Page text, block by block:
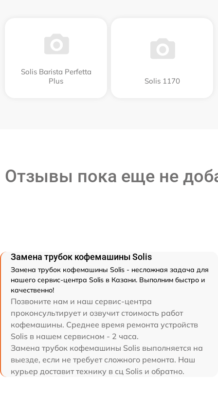
Solis Barista Perfetta
Plus
Solis 1170
Отзывы пока еще не
Замена трубок кофемашины Solis
Замена трубок кофемашины Solis - несложная задача для
нашего сервис-центра Solis в Казани. Выполним быстро и
качественно!
Позвоните нам и наш сервис-центра
проконсультирует и озвучит стоимость работ
кофемашины. Среднее время ремонта устройств
Solis в нашем сервисном - 2 часа.
Замена трубок кофемашины Solis выполняется на
выезде, если не требует сложного ремонта. Наш
курьер доставит технику в сц Solis и обратно.